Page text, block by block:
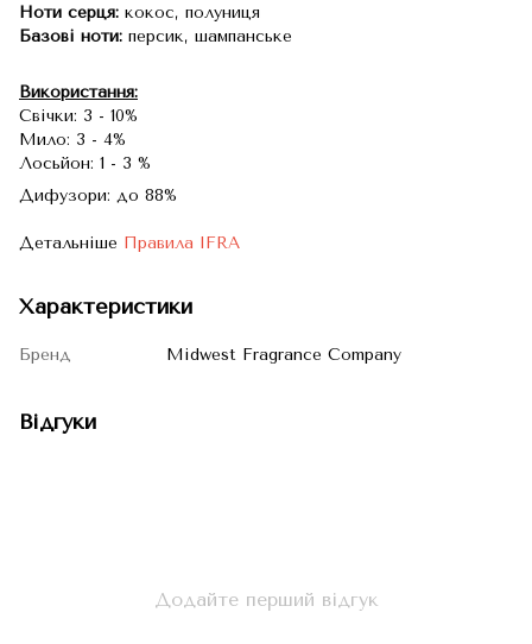
Ноти серця: кокос, полуниця
Базові ноти: персик, шампанське
Використання:
Свічки: 3 - 10%
Мило: 3 - 4%
Лосьйон: 1 - 3 %
Дифузори: до 88%
Детальніше Правила IFRA
Характеристики
Бренд Midwest Fragrance Company
Відгуки
Додайте перший відгук